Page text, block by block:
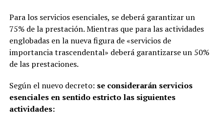
Para los servicios esenciales, se deberá garantizar un
75% de la prestación. Mientras que para las actividades
englobadas en la nueva figura de «servicios de
importancia trascendental» deberá garantizarse un 50%
de las prestaciones.
Según el nuevo decreto: se considerarán servicios
esenciales en sentido estricto las siguientes
actividades: